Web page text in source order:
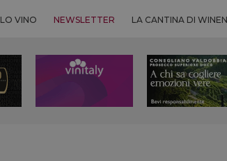
VINO NEWSLETTER LA CANTINA DI